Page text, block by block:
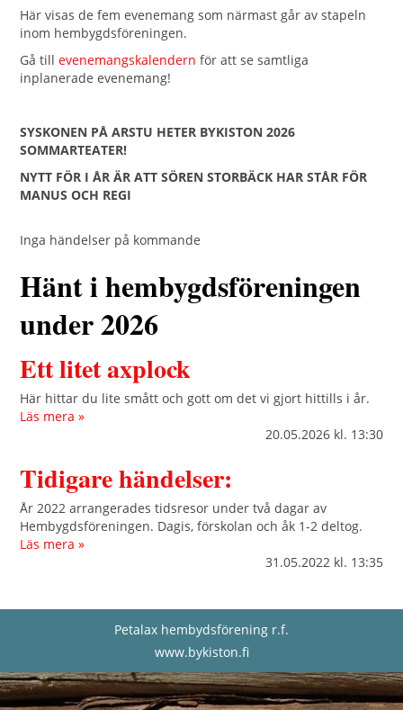
Här visas de fem evenemang som närmast går av stapeln
inom hembygdsföreningen.
Gå tillevenemangskalendernför att se samtliga
inplanerade evenemang!
SYSKONEN PÅ ARSTU HETER BYKISTON 2026
SOMMARTEATER!
NYTT FÖR I ÅR ÄR ATT SÖREN STORBÄCK HAR STÅR FÖR
MANUS OCH REGI
Inga händelser på kommande
Hänt i hembygdsföreningen
under 2026
Ett litet axplock
Här hittar du lite smått och gott om det vi gjort hittills i år.
Läs mera »
20.05.2026 kl. 13:30
Tidigare händelser:
År 2022 arrangerades tidsresor under två dagar av
Hembygdsföreningen. Dagis, förskolan och åk 1-2 deltog.
Läs mera »
31.05.2022 kl. 13:35
Petalax hembydsförening r.f.
www.bykiston.fi